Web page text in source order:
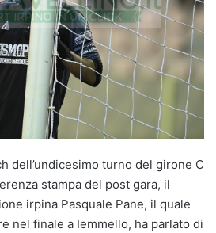
dell’undicesimo turno del girone C
stampa del post gara, il
irpina Pasquale Pane, il quale
nel finale a Iemmello, ha parlato di